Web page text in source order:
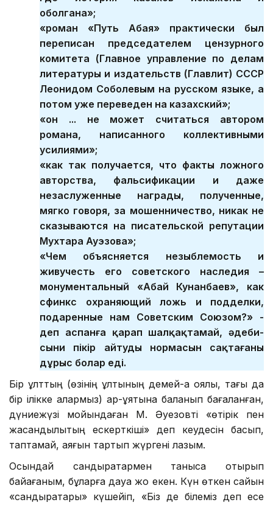
оболгана»;
«роман «Путь Абая» практически был
переписан председателем цензурного
комитета (Главное управление по делам
литературы и издательств (Главлит) СССР
Леонидом Соболевым на русском языке, а
потом уже переведен на казахский»;
«он ... не может считаться автором
романа, написанного коллективными
усилиями»;
«как так получается, что факты ложного
авторства, фальсификации и даже
незаслуженные награды, полученные,
мягко говоря, за мошенничество, никак не
сказываются на писательской репутации
Мухтара Ауэзова»;
«Чем объясняется незыблемость и
живучесть его советского наследия –
монументальный «Абай Кунанбаев», как
сфинкс охраняющий ложь и подделки,
подаренные нам Советским Союзом?» -
деп аспанға қарап шалқақтамай, әдеби-
сыни пікір айтудың нормасын сақтағаны
дұрыс болар еді.
Бір ұлттың (өзінің ұлтының демей-ақ қоялық, тағы да
бір ілікке қалармыз) ар-ұятына баланып бағаланған,
дүниежүзі мойындаған М. Әуезовті «өтірік пен
жасандылықтың ескерткіші» деп кеудесін басып,
таптамай, аяғын тартып жүргені лазым.
Осындай сандырақтармен таныса отырып
байқағаным, бұларға дауа жоқ екен. Күн өткен сайын
«сандырақтары» күшейіп, «Біз де білеміз деп есе